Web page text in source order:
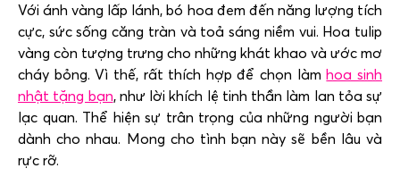
Với ánh vàng lấp lánh, bó hoa đem đến năng lượng tích
cực, sức sống căng tràn và toả sáng niềm vui. Hoa tulip
vàng còn tượng trưng cho những khát khao và ước mơ
cháy bỏng. Vì thế, rất thích hợp để chọn làmhoa sinh
nhật tặng bạn, như lời khích lệ tinh thần làm lan tỏa sự
lạc quan. Thể hiện sự trân trọng của những người bạn
dành cho nhau. Mong cho tình bạn này sẽ bền lâu và
rực rỡ.